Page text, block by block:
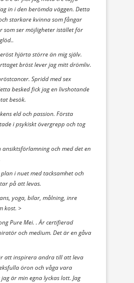
in i den berömda väggen. Detta
starkare kvinna som fångar
som ser möjligheter istället för
hjärta större än mig själv.
bröst lever jag mitt drömliv.
Spridd med sex
besked fick jag en livshotande
besök.
eld och passion. Första
i psykiskt övergrepp och tog
och med det en
i nuet med tacksamhet och
på att levas.
yoga, bilar, målning, inre
kost. >
Pure Mei. . Är certifierad
och medium. Det är en gåva
att inspirera andra till att leva
öron och våga vara
är min egna lyckas lott. Jag